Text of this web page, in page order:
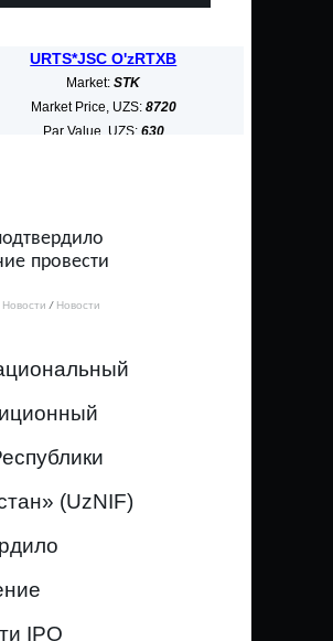
URTS*JSC O'zRTXB
Market:STK
Market Price, UZS:8720
Par Value, UZS:630
провести
Новости / Новости
(UzNIF)
IPO